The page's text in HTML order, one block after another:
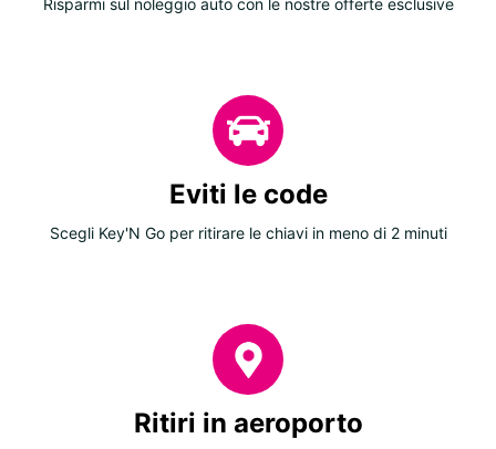
Risparmi sul noleggio auto con le nostre offerte esclusive
Eviti le code
Scegli Key'N Go per ritirare le chiavi in meno di 2 minuti
Ritiri in aeroporto